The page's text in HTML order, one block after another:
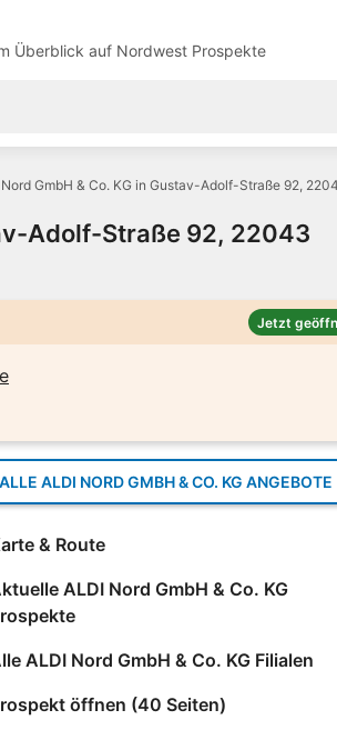
Überblick auf Nordwest Prospekte
GmbH & Co. KG in Gustav-Adolf-Straße 92,
Adolf-Straße 92, 22043
Jetzt
ALLE ALDI NORD GMBH & CO. KG ANGEBOTE
& Route
ALDI Nord GmbH & Co. KG
ALDI Nord GmbH & Co. KG Filialen
öffnen (40 Seiten)